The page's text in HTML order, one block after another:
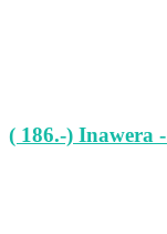
( 186.-) Inawera